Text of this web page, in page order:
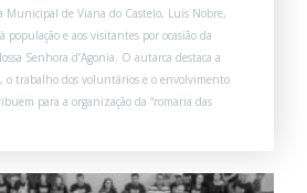
Municipal de Viana do Castelo, Luís Nobre,
população e aos visitantes por ocasião da
Senhora d’Agonia. O autarca destaca a
o trabalho dos voluntários e o envolvimento
para a organização da “romaria das